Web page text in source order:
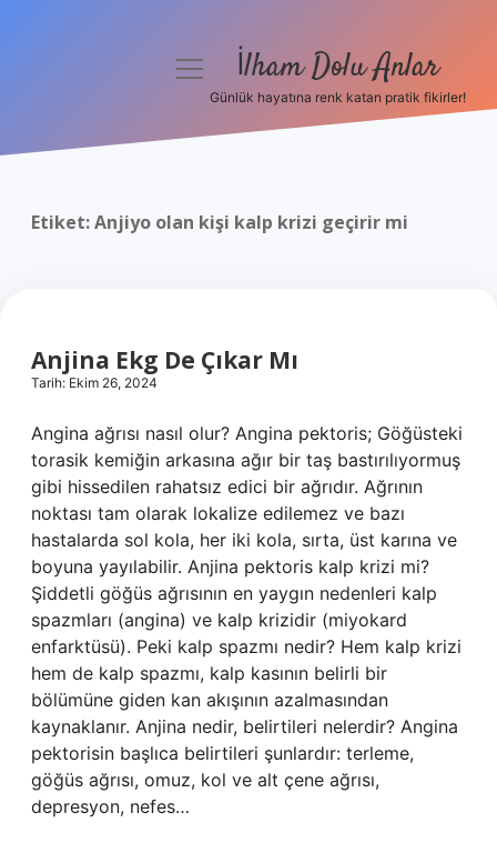
Yasal Uyarı
menüyü İlham Dolu Anlar
Günlük hayatına renk katan pratik fikirler!
Etiket:Anjiyo olan kişi kalp krizi geçirir mi
Anjina Ekg De Çıkar Mı
Tarih: Ekim 26, 2024
Angina ağrısı nasıl olur? Angina pektoris; Göğüsteki
torasik kemiğin arkasına ağır bir taş bastırılıyormuş
gibi hissedilen rahatsız edici bir ağrıdır. Ağrının
noktası tam olarak lokalize edilemez ve bazı
hastalarda sol kola, her iki kola, sırta, üst karına ve
boyuna yayılabilir. Anjina pektoris kalp krizi mi?
Şiddetli göğüs ağrısının en yaygın nedenleri kalp
spazmları (angina) ve kalp krizidir (miyokard
enfarktüsü). Peki kalp spazmı nedir? Hem kalp krizi
hem de kalp spazmı, kalp kasının belirli bir
bölümüne giden kan akışının azalmasından
kaynaklanır. Anjina nedir, belirtileri nelerdir? Angina
pektorisin başlıca belirtileri şunlardır: terleme,
göğüs ağrısı, omuz, kol ve alt çene ağrısı,
depresyon, nefes…